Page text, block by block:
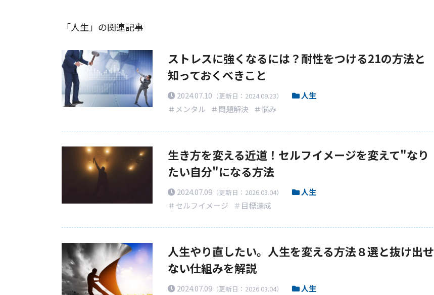
「人生」の関連記事
ストレスに強くなるには？耐性をつける21の方法と
知っておくべきこと
2024.07.10 （更新日：2024.09.23）
人生
＃メンタル
＃問題解決 ＃悩み
生き方を変える近道！セルフイメージを変えて"なり
たい自分"になる方法
2024.07.09 （更新日：2026.03.04）
人生
＃セルフイメージ
＃目標達成
人生やり直したい。人生を変える方法８選と抜け出せ
ない仕組みを解説
2024.07.09 （更新日：2026.03.04）
人生